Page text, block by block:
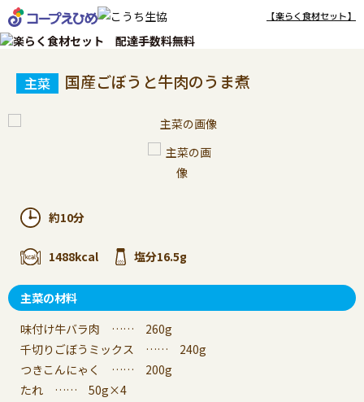
【楽らく食材セット】
国産ごぼうと牛肉のうま煮
約10分
1488kcal 塩分16.5g
主菜の材料
味付け牛バラ肉 …… 260g
千切りごぼうミックス …… 240g
つきこんにゃく …… 200g
たれ …… 50g×4